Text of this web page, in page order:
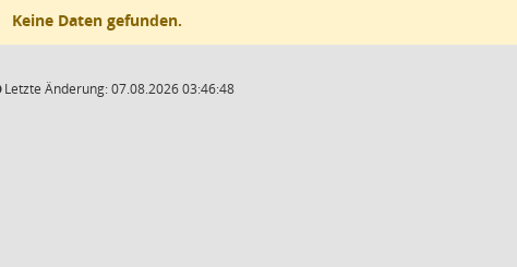
Keine Daten gefunden.
Letzte Änderung: 07.08.2026 03:46:48